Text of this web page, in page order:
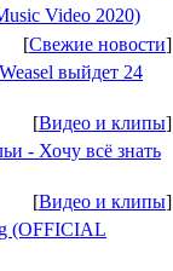
Video 2020)
[Свежие новости]
выйдет 24
[Видео и клипы]
- Хочу всё знать
[Видео и клипы]
(OFFICIAL